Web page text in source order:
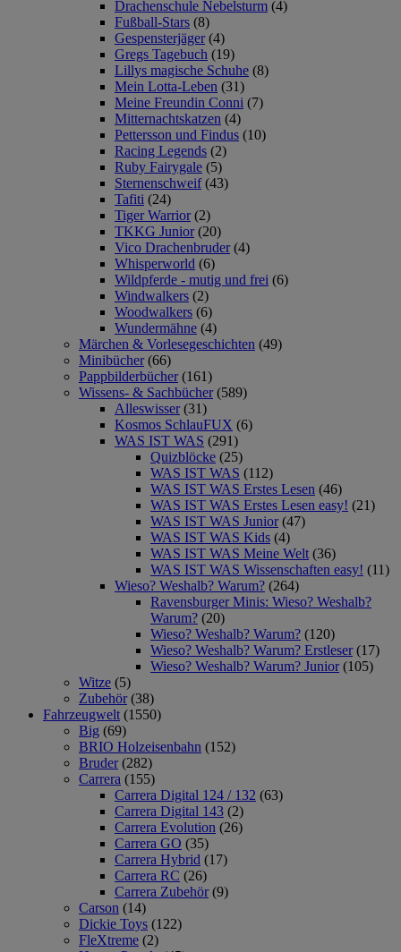
Drachenschule Nebelsturm (4)
Fußball-Stars (8)
Gespensterjäger (4)
Gregs Tagebuch (19)
Lillys magische Schuhe (8)
Mein Lotta-Leben (31)
Meine Freundin Conni (7)
Mitternachtskatzen (4)
Pettersson und Findus (10)
Racing Legends (2)
Ruby Fairygale (5)
Sternenschweif (43)
Tafiti (24)
Tiger Warrior (2)
TKKG Junior (20)
Vico Drachenbruder (4)
Whisperworld (6)
Wildpferde - mutig und frei (6)
Windwalkers (2)
Woodwalkers (6)
Wundermähne (4)
Märchen & Vorlesegeschichten (49)
Minibücher (66)
Pappbilderbücher (161)
Wissens- & Sachbücher (589)
Alleswisser (31)
Kosmos SchlauFUX (6)
WAS IST WAS (291)
Quizblöcke (25)
WAS IST WAS (112)
WAS IST WAS Erstes Lesen (46)
WAS IST WAS Erstes Lesen easy! (21)
WAS IST WAS Junior (47)
WAS IST WAS Kids (4)
WAS IST WAS Meine Welt (36)
WAS IST WAS Wissenschaften easy! (11)
Wieso? Weshalb? Warum? (264)
Ravensburger Minis: Wieso? Weshalb?
Warum? (20)
Wieso? Weshalb? Warum? (120)
Wieso? Weshalb? Warum? Erstleser (17)
Wieso? Weshalb? Warum? Junior (105)
Witze (5)
Zubehör (38)
Fahrzeugwelt (1550)
Big (69)
BRIO Holzeisenbahn (152)
Bruder (282)
Carrera (155)
Carrera Digital 124 / 132 (63)
Carrera Digital 143 (2)
Carrera Evolution (26)
Carrera GO (35)
Carrera Hybrid (17)
Carrera RC (26)
Carrera Zubehör (9)
Carson (14)
Dickie Toys (122)
FleXtreme (2)